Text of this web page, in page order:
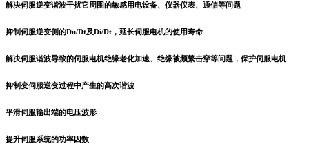
解决伺服逆变谐波干扰它周围的敏感用电设备、仪器仪表、通信等问题
抑制伺服逆变侧的Du/Dt及Di/Dt，延长伺服电机的使用寿命
解决伺服谐波导致的伺服电机绝缘老化加速、绝缘被频繁击穿等问题，保护伺服电机
抑制变伺服逆变过程中产生的高次谐波
平滑伺服输出端的电压波形
提升伺服系统的功率因数